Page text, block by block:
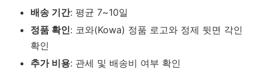
배송 기간: 평균 7~10일
정품 확인: 코와(Kowa) 정품 로고와 정제 뒷면 각인
확인
추가 비용: 관세 및 배송비 여부 확인